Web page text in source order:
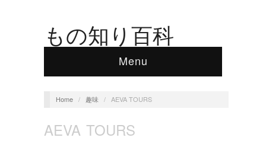
もの知り百科
Menu
Home / 趣味 / AEVA TOURS
AEVA TOURS